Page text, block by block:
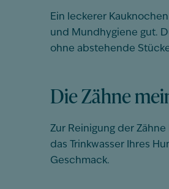
Ein leckerer
und Mundhygiene gut.
ohne abstehende
Die Zähne
Zur Reinigung der
das Trinkwasser Ihres
Geschmack.